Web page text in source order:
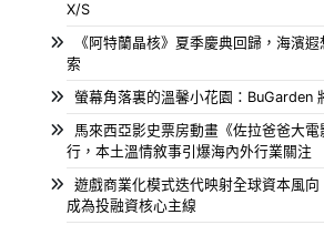
X/S
《阿特蘭晶核》夏季慶典回歸，海濱
索
螢幕角落裏的溫馨小花園：BuGarden
馬來西亞影史票房動畫《佐拉爸爸大
行，本土溫情敘事引爆海內外行業關注
遊戲商業化模式迭代映射全球資本風
成為投融資核心主線